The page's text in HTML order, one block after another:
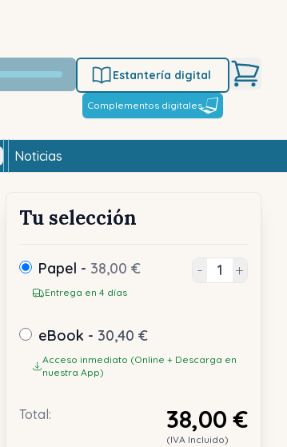
Estantería digital
Complementos digitales
Noticias
Tu selección
Papel - 38,00 €
Entrega en 4 días
- +
eBook - 30,40 €
Acceso inmediato (Online + Descarga en
nuestra App)
Total: 38,00 €
(IVA Incluido)